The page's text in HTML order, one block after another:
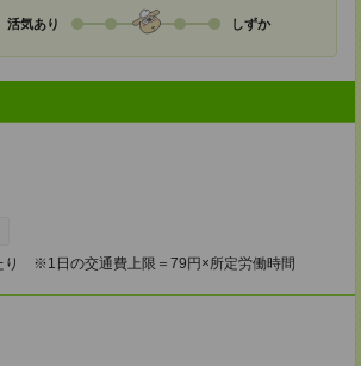
活気あり しずか
り ※1日の交通費上限＝79円×所定労働時間